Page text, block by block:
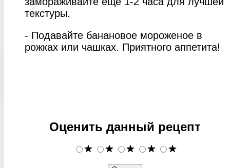
текстуры.
- Подавайте банановое мороженое в
рожках или чашках. Приятного аппетита!
Оценить данный рецепт